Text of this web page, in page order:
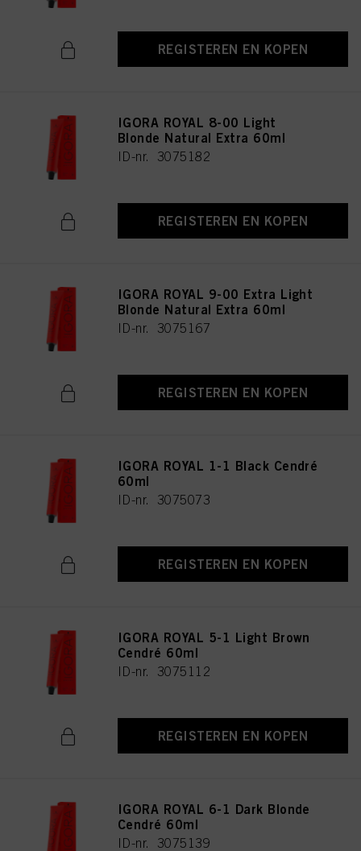
REGISTEREN EN KOPEN
IGORA ROYAL 8-00 Light
Blonde Natural Extra 60ml
ID-nr. 3075182
REGISTEREN EN KOPEN
IGORA ROYAL 9-00 Extra Light
Blonde Natural Extra 60ml
ID-nr. 3075167
REGISTEREN EN KOPEN
IGORA ROYAL 1-1 Black Cendré
60ml
ID-nr. 3075073
REGISTEREN EN KOPEN
IGORA ROYAL 5-1 Light Brown
Cendré 60ml
ID-nr. 3075112
REGISTEREN EN KOPEN
IGORA ROYAL 6-1 Dark Blonde
Cendré 60ml
ID-nr. 3075139